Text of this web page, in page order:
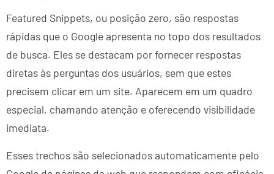
Featured Snippets, ou posição zero, são respostas
rápidas que o Google apresenta no topo dos resultados
de busca. Eles se destacam por fornecer respostas
diretas às perguntas dos usuários, sem que estes
precisem clicar em um site. Aparecem em um quadro
especial, chamando atenção e oferecendo visibilidade
imediata.
Esses trechos são selecionados automaticamente pelo